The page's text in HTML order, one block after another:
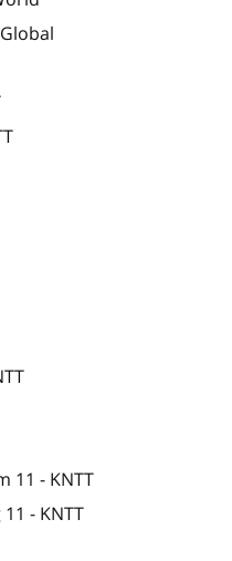
11 - KNTT
- KNTT